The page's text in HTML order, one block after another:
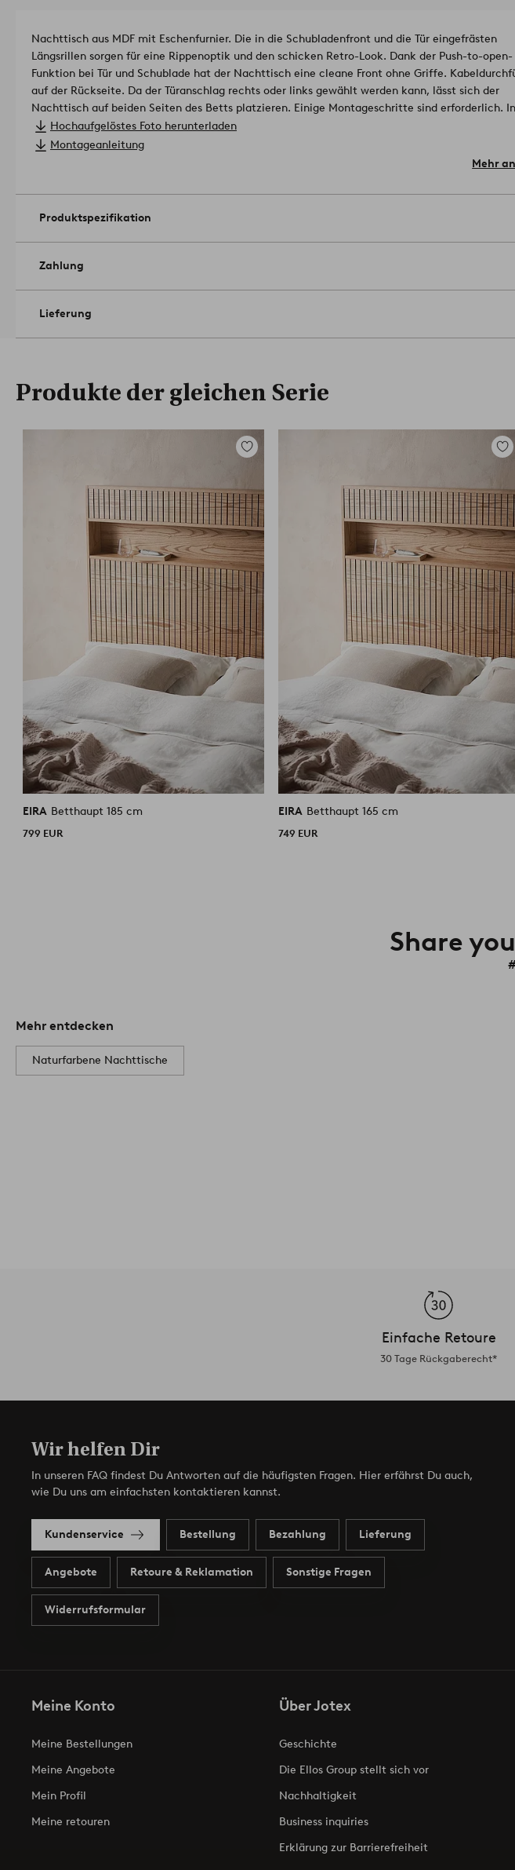
Nachttisch aus MDF mit Eschenfurnier. Die in die Schubladenfront und die Tür eingefrästen
Längsrillen sorgen für eine Rippenoptik und den schicken Retro-Look. Dank der Push-to-open-
Funktion bei Tür und Schublade hat der Nachttisch eine cleane Front ohne Griffe.
auf der Rückseite. Da der Türanschlag rechts oder links gewählt werden kann, lässt sich der
Nachttisch auf beiden Seiten des Betts platzieren. Einige Montageschritte sind erforderlich.
Montageanleitung.Material: MDF und Eschenfurnier.
Größe: Höhe 60 cm, Breite 40 cm, Tiefe 35 cm.
Tipp: Zum Nachttisch EIRA findest du bei uns das passende Kopfteil gleichen
Namens. Artikelnummer: 1736713-02-0
Hochaufgelöstes Foto herunterladen
Montageanleitung
Mehr
Produktspezifikation
Zahlung
Lieferung
Produkte der gleichen Serie
Zu
EIRA Betthaupt 185 cm
799 EUR
Zu
EIRA Betthaupt 165 cm
749 EUR
Share
Mehr entdecken
Naturfarbene Nachttische
Einfache Retoure
30 Tage Rückgaberecht*
Wir helfen Dir
In unseren FAQ findest Du Antworten auf die häufigsten Fragen. Hier erfährst Du auch,
wie Du uns am einfachsten kontaktieren kannst.
Kundenservice Bestellung Bezahlung Lieferung
Angebote Retoure & Reklamation Sonstige Fragen
Widerrufsformular
Meine Konto
Meine Bestellungen
Meine Angebote
Mein Profil
Meine retouren
Über Jotex
Geschichte
Die Ellos Group stellt sich vor
Nachhaltigkeit
Business inquiries
Erklärung zur Barrierefreiheit